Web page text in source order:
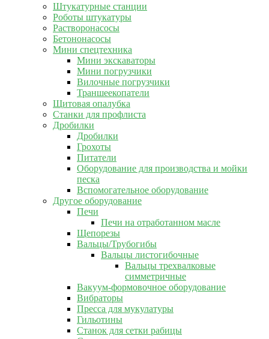
Штукатурные станции
Роботы штукатуры
Растворонасосы
Бетононасосы
Мини спецтехника
Мини экскаваторы
Мини погрузчики
Вилочные погрузчики
Траншеекопатели
Щитовая опалубка
Станки для профлиста
Дробилки
Дробилки
Грохоты
Питатели
Оборудование для производства и мойки
песка
Вспомогательное оборудование
Другое оборудование
Печи
Печи на отработанном масле
Щепорезы
Вальцы/Трубогибы
Вальцы листогибочные
Вальцы трехвалковые
симметричные
Вакуум-формовочное оборудование
Вибраторы
Пресса для мукулатуры
Гильотины
Станок для сетки рабицы